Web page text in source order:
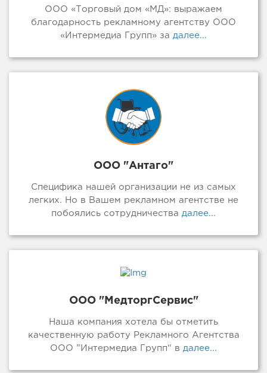
ООО «Торговый дом «МД»: выражаем
благодарность рекламному агентству ООО
«Интермедиа Групп» за далее...
ООО "Антаго"
Специфика нашей организации не из самых
легких. Но в Вашем рекламном агентстве не
побоялись сотрудничества далее...
ООО "МедторгСервис"
Наша компания хотела бы отметить
качественную работу Рекламного Агентства
ООО ”Интермедиа Групп“ в далее...